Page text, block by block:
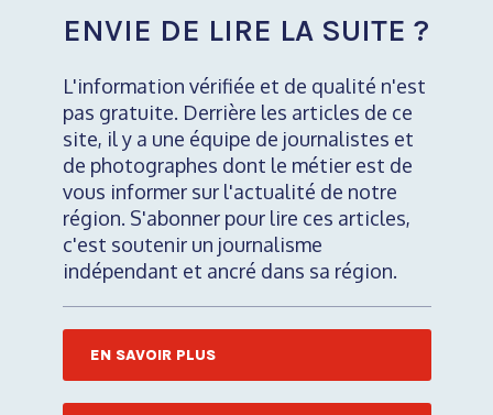
ENVIE DE LIRE LA SUITE ?
L'information vérifiée et de qualité n'est
pas gratuite. Derrière les articles de ce
site, il y a une équipe de journalistes et
de photographes dont le métier est de
vous informer sur l'actualité de notre
région. S'abonner pour lire ces articles,
c'est soutenir un journalisme
indépendant et ancré dans sa région.
EN SAVOIR PLUS